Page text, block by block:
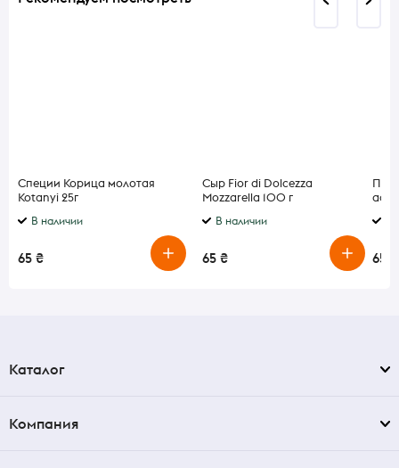
Специи Корица молотая
Kotanyi 25г
В наличии
65 ₴
Сыр Fior di Dolcezza
Mozzarella 100 г
В наличии
65 ₴ 65 ₴
Каталог
Компания